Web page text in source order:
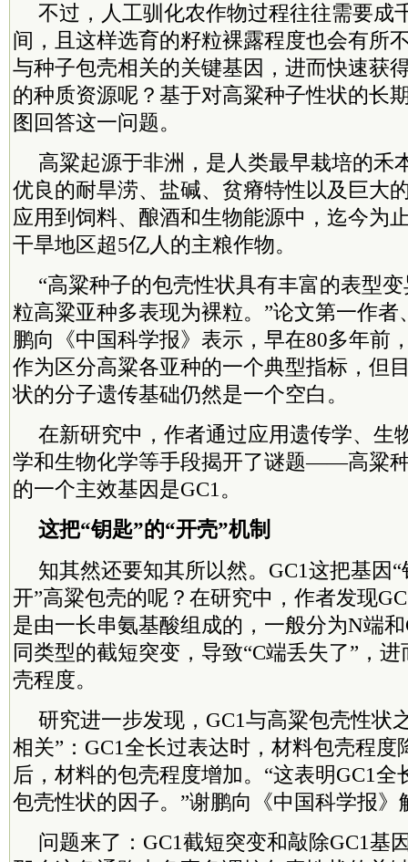
不过，人工驯化农作物过程往往需要成
间，且这样选育的籽粒裸露程度也会有所
与种子包壳相关的关键基因，进而快速获
的种质资源呢？基于对高粱种子性状的长
图回答这一问题。
高粱起源于非洲，是人类最早栽培的禾
优良的耐旱涝、盐碱、贫瘠特性以及巨大
应用到饲料、酿酒和生物能源中，迄今为
干旱地区超5亿人的主粮作物。
“高粱种子的包壳性状具有丰富的表型
粒高粱亚种多表现为裸粒。”论文第一作
鹏向《中国科学报》表示，早在80多年前
作为区分高粱各亚种的一个典型指标，但
状的分子遗传基础仍然是一个空白。
在新研究中，作者通过应用遗传学、生
学和生物化学等手段揭开了谜题——高粱
的一个主效基因是GC1。
这把“钥匙”的“开壳”机制
知其然还要知其所以然。GC1这把基因“
开”高粱包壳的呢？在研究中，作者发现
是由一长串氨基酸组成的，一般分为N端
同类型的截短突变，导致“C端丢失了”，
壳程度。
研究进一步发现，GC1与高粱包壳性状
相关”：GC1全长过表达时，材料包壳程度
后，材料的包壳程度增加。“这表明GC1
包壳性状的因子。”谢鹏向《中国科学报》
问题来了：GC1截短突变和敲除GC1基